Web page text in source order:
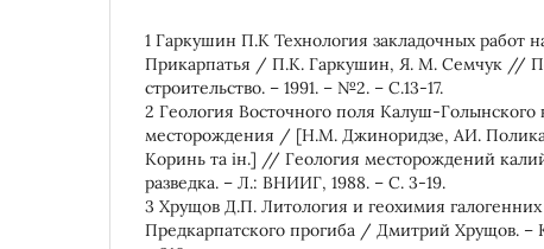
1 Гаркушин П.К Технология закладочных работ
Прикарпатья / П.К. Гаркушин, Я. М. Семчук //
строительство. – 1991. – №2. – С.13-17.
2 Геология Восточного поля Калуш-Голынского
месторождения / [Н.М. Джиноридзе, АИ.
Коринь та ін.] // Геология месторождений
разведка. – Л.: ВНИИГ, 1988. – С. 3-19.
3 Хрущов Д.П. Литология и геохимия
Предкарпатского прогиба / Дмитрий Хрущов. –